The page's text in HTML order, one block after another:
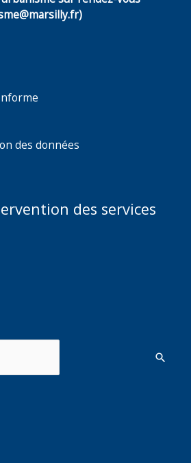
des données
des services